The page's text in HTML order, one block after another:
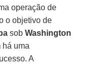
operação de
o objetivo de
sobWashington
há uma
A